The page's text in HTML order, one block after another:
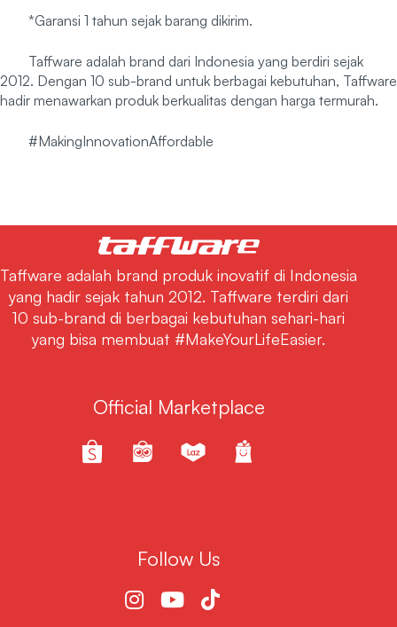
*Garansi 1 tahun sejak barang dikirim.
Taffware adalah brand dari Indonesia yang berdiri sejak
2012. Dengan 10 sub-brand untuk berbagai kebutuhan, Taffware
hadir menawarkan produk berkualitas dengan harga termurah.
#MakingInnovationAffordable
Taffware adalah brand produk inovatif di Indonesia
yang hadir sejak tahun 2012. Taffware terdiri dari
10 sub-brand di berbagai kebutuhan sehari-hari
yang bisa membuat #MakeYourLifeEasier.
Official Marketplace
Follow Us